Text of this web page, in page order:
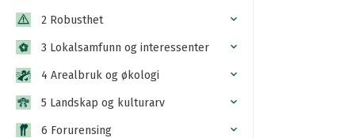
2 Robusthet
3 Lokalsamfunn og interessenter
4 Arealbruk og økologi
5 Landskap og kulturarv
6 Forurensing